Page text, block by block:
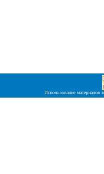
Использование материалов